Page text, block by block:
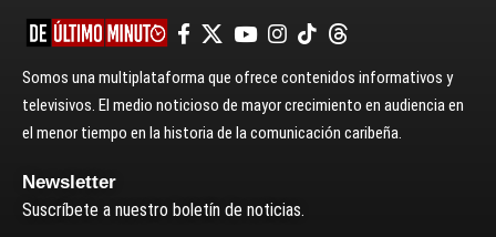
Somos una multiplataforma que ofrece contenidos informativos y
televisivos. El medio noticioso de mayor crecimiento en audiencia en
el menor tiempo en la historia de la comunicación caribeña.
Newsletter
Suscríbete a nuestro boletín de noticias.